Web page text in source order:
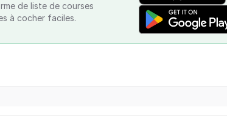
de liste de courses
à cocher faciles.